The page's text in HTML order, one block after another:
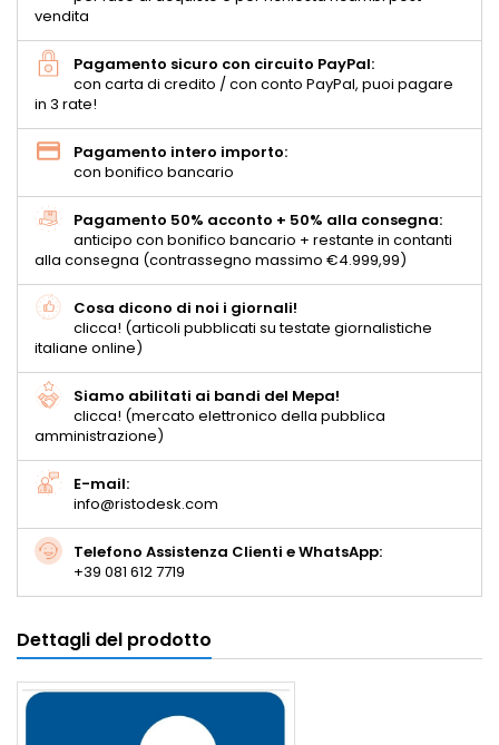
vendita
Pagamento sicuro con circuito PayPal:
con carta di credito / con conto PayPal, puoi pagare
in 3 rate!
Pagamento intero importo:
con bonifico bancario
Pagamento 50% acconto + 50% alla consegna:
anticipo con bonifico bancario + restante in contanti
alla consegna (contrassegno massimo €4.999,99)
Cosa dicono di noi i giornali!
clicca! (articoli pubblicati su testate giornalistiche
italiane online)
Siamo abilitati ai bandi del Mepa!
clicca! (mercato elettronico della pubblica
amministrazione)
E-mail:
info@ristodesk.com
Telefono Assistenza Clienti e WhatsApp:
+39 081 612 7719
Dettagli del prodotto